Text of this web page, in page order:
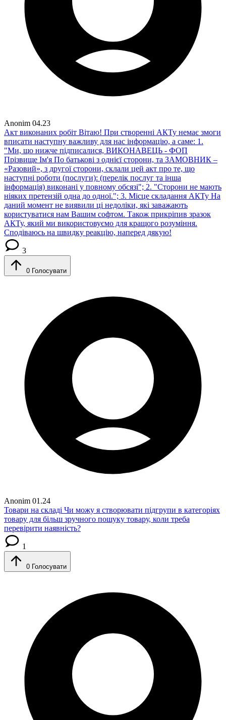
Anonim 04.23
Акт виконаних робіт Вітаю! При створенні АКТу немає змоги
вписати наступну важливу для нас інформацію, а саме: 1.
"Ми, що нижче підписалися, ВИКОНАВЕЦЬ - ФОП
Прізвище Ім'я По батькові з однієї сторони, та ЗАМОВНИК –
«Разовий», з другої сторони, склали цей акт про те, що
наступні роботи (послуги): (перелік послуг та інша
інформація) виконані у повному обсязі"; 2. "Сторони не мають
ніяких претензій одна до одної."; 3. Місце складання АКТу На
даний момент не виявили ці недоліки, які заважають
користуватися нам Вашим софтом. Також прикріпив зразок
АКТу, який ми використовуємо для кращого розуміння.
Сподіваюсь на швидку реакцію, наперед дякую!
3
0 Голосувати
Anonim 01.24
Товари на складі Чи можу я створювати підгрупи в категоріях
товару для більш зручного пошуку товару, коли треба
перевірити наявність?
1
0 Голосувати